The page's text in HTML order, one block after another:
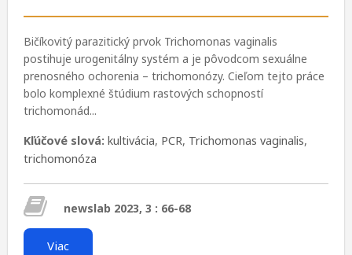
Bičíkovitý parazitický prvok Trichomonas vaginalis
postihuje urogenitálny systém a je pôvodcom sexuálne
prenosného ochorenia – trichomonózy. Cieľom tejto práce
bolo komplexné štúdium rastových schopností
trichomonád...
Kľúčové slová: kultivácia, PCR, Trichomonas vaginalis,
trichomonóza
newslab 2023, 3 : 66-68
Viac